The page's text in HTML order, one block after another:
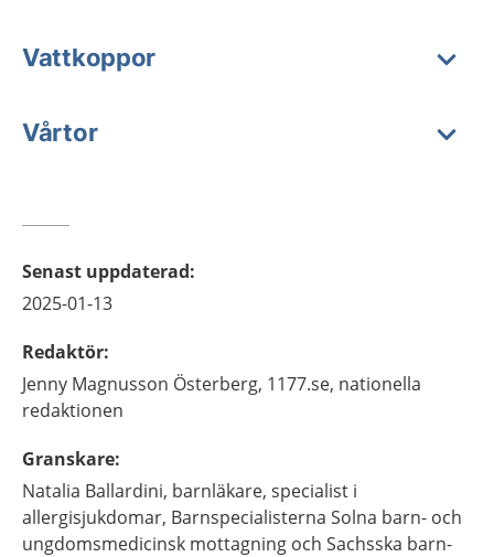
Vattkoppor
Vårtor
Senast uppdaterad:
2025-01-13
Redaktör:
Jenny Magnusson Österberg, 1177.se, nationella
redaktionen
Granskare:
Natalia Ballardini, barnläkare, specialist i
allergisjukdomar, Barnspecialisterna Solna barn- och
ungdomsmedicinsk mottagning och Sachsska barn-